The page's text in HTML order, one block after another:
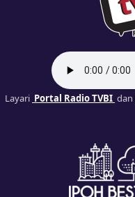
Layari Portal Radio TVBI dan